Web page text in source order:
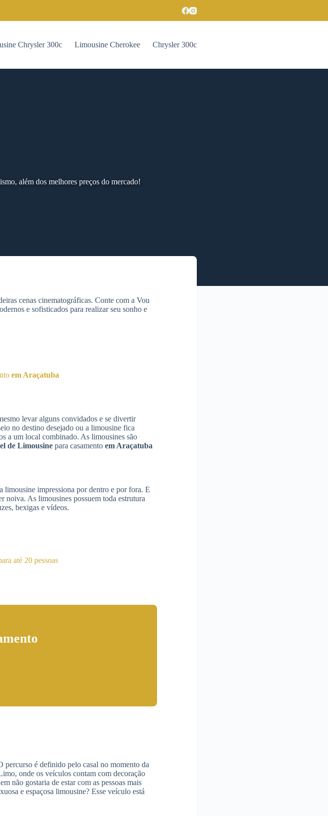
Chrysler 300c Limousine Cherokee Chrysler 300c
além dos melhores preços do mercado!
cenas cinematográficas. Conte com a Vou
e sofisticados para realizar seu sonho e
em Araçatuba
levar alguns convidados e se divertir
no destino desejado ou a limousine fica
a um local combinado. As limousines são
de Limousine para casamento em Araçatuba
limousine impressiona por dentro e por fora. E
noiva. As limousines possuem toda estrutura
bexigas e vídeos.
até 20 pessoas
percurso é definido pelo casal no momento da
onde os veículos contam com decoração
não gostaria de estar com as pessoas mais
e espaçosa limousine? Esse veículo está